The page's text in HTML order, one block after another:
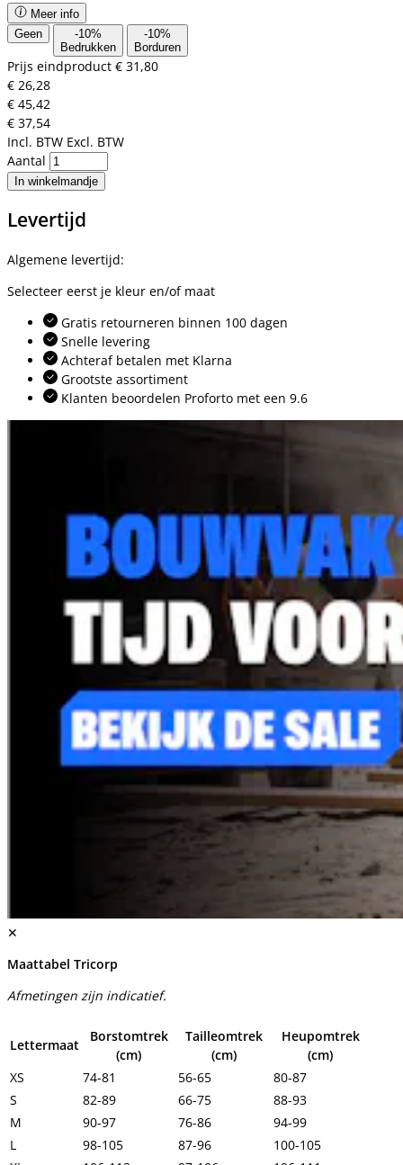
Meer info
Geen
-10%
Bedrukken
-10%
Borduren
Prijs eindproduct € 31,80
€ 26,28
€ 45,42
€ 37,54
Incl. BTW Excl. BTW
Aantal
In winkelmandje
Levertijd
Algemene levertijd:
Selecteer eerst je kleur en/of maat
Gratis retourneren binnen 100 dagen
Snelle levering
Achteraf betalen met Klarna
Grootste assortiment
Klanten beoordelen Proforto met een 9.6
✕
Maattabel Tricorp
Afmetingen zijn indicatief.
Lettermaat
Borstomtrek
(cm)
Tailleomtrek
(cm)
Heupomtrek
(cm)
XS
74-81 56-65
80-87
S
82-89 66-75
88-93
M
90-97 76-86
94-99
L
98-105 87-96
100-105